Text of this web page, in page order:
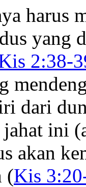
harus
yang
2:38-
dari
jahat ini
akan
(Kis